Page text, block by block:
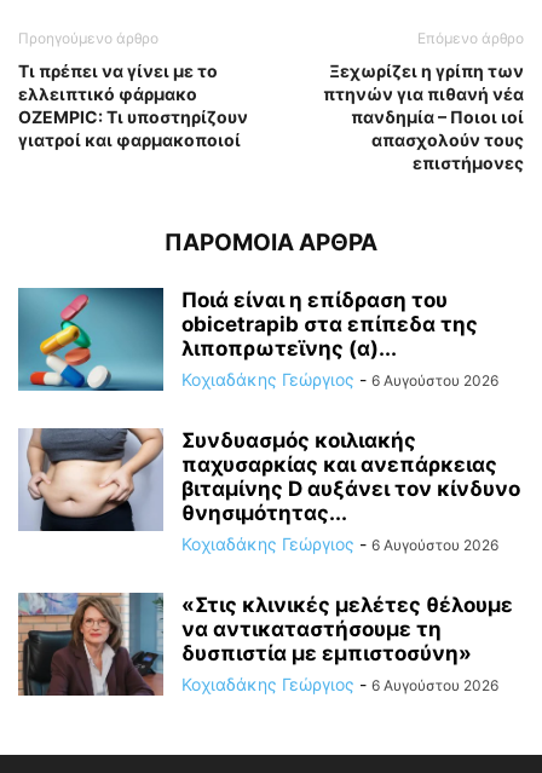
Προηγούμενο άρθρο
Τι πρέπει να γίνει με το
ελλειπτικό φάρμακο
OZEMPIC: Τι υποστηρίζουν
γιατροί και φαρμακοποιοί
Επόμενο άρθρο
Ξεχωρίζει η γρίπη των
πτηνών για πιθανή νέα
πανδημία – Ποιοι ιοί
απασχολούν τους
επιστήμονες
ΠΑΡΟΜΟΙΑ ΑΡΘΡΑ
Ποιά είναι η επίδραση του
obicetrapib στα επίπεδα της
λιποπρωτεϊνης (α)...
Κοχιαδάκης Γεώργιος - 6 Αυγούστου 2026
Συνδυασμός κοιλιακής
παχυσαρκίας και ανεπάρκειας
βιταμίνης D αυξάνει τον κίνδυνο
θνησιμότητας...
Κοχιαδάκης Γεώργιος - 6 Αυγούστου 2026
«Στις κλινικές μελέτες θέλουμε
να αντικαταστήσουμε τη
δυσπιστία με εμπιστοσύνη»
Κοχιαδάκης Γεώργιος - 6 Αυγούστου 2026